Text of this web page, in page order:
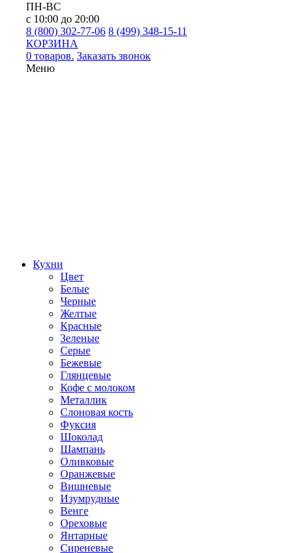
ПН-ВС
с 10:00 до 20:00
8 (800) 302-77-06 8 (499) 348-15-11
КОРЗИНА
0 товаров. Заказать звонок
Меню
Кухни
Цвет
Белые
Черные
Желтые
Красные
Зеленые
Серые
Бежевые
Глянцевые
Кофе с молоком
Металлик
Слоновая кость
Фуксия
Шоколад
Шампань
Оливковые
Оранжевые
Вишневые
Изумрудные
Венге
Ореховые
Янтарные
Сиреневые